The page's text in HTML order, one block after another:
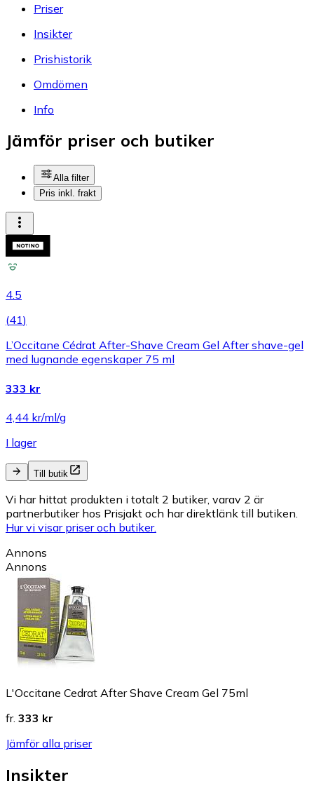
Priser
Insikter
Prishistorik
Omdömen
Info
Jämför priser och butiker
Alla filter
Pris inkl. frakt
4.5
(41)
L’Occitane Cédrat After-Shave Cream Gel After shave-gel
med lugnande egenskaper 75 ml
333 kr
4,44 kr/ml/g
I lager
Till butik
Vi har hittat produkten i totalt 2 butiker, varav 2 är
partnerbutiker hos Prisjakt och har direktlänk till butiken.
Hur vi visar priser och butiker.
Annons
Annons
L'Occitane Cedrat After Shave Cream Gel 75ml
fr. 333 kr
Jämför alla priser
Insikter